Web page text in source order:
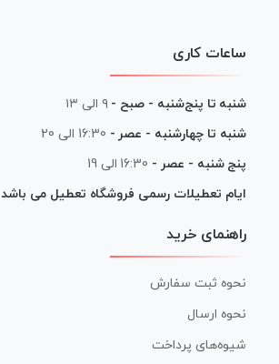
ساعات کاری
شنبه تا پنج‌شنبه - صبح - ۹ الی ۱۳
شنبه تا چهارشنبه - عصر - 16:30 الی 20
پنج شنبه - عصر - 16:30 الی 19
ایام تعطیلات رسمی فروشگاه تعطیل می باشد
راهنمای خرید
نحوه ثبت سفارش
نحوه ارسال
شیوه‌های پرداخت